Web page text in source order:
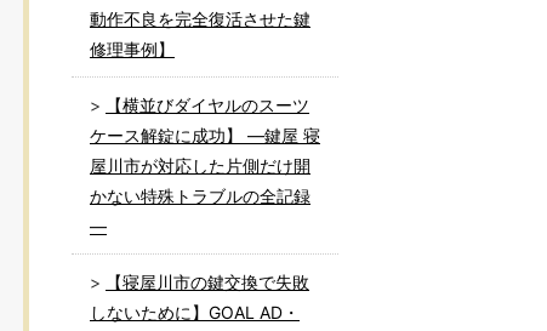
動作不良を完全復活させた鍵
修理事例】
【横並びダイヤルのスーツ
ケース解錠に成功】 ―鍵屋 寝
屋川市が対応した片側だけ開
かない特殊トラブルの全記録
―
【寝屋川市の鍵交換で失敗
しないために】GOAL AD・